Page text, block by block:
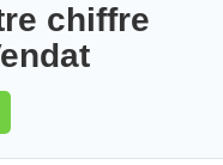
chiffre